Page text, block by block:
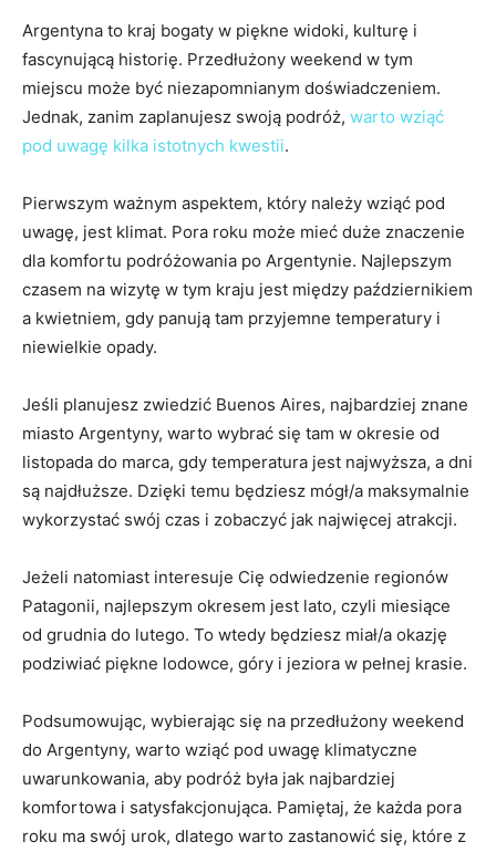
Argentyna‌ to kraj⁢ bogaty w piękne widoki, kulturę i
fascynującą historię. Przedłużony​ weekend ⁣w tym
miejscu może być ⁣niezapomnianym doświadczeniem.
Jednak, zanim zaplanujesz swoją podróż, warto⁢ wziąć
pod uwagę kilka istotnych kwestii.
Pierwszym ​ważnym aspektem, który należy wziąć pod
uwagę, jest klimat. Pora roku może mieć duże znaczenie
dla komfortu podróżowania po Argentynie. ⁢Najlepszym
czasem na wizytę w ⁢tym kraju jest między październikiem
a kwietniem, gdy panują tam przyjemne temperatury i
niewielkie opady.
Jeśli ‍planujesz zwiedzić Buenos Aires, najbardziej ⁣znane
miasto Argentyny, warto wybrać się ⁢tam w⁢ okresie od
listopada do‌ marca, gdy temperatura jest najwyższa, a dni
są ⁤najdłuższe.⁤ Dzięki temu będziesz mógł/a maksymalnie⁢
wykorzystać swój czas i zobaczyć jak⁢ najwięcej atrakcji.
Jeżeli natomiast interesuje ⁢Cię odwiedzenie regionów
Patagonii, najlepszym okresem ⁤jest lato, czyli miesiące
od‍ grudnia do ‌lutego.⁢ To wtedy będziesz miał/a ⁢okazję‌
podziwiać​ piękne lodowce, góry i jeziora w pełnej krasie.
Podsumowując, wybierając się na przedłużony ⁢weekend
do Argentyny, warto wziąć pod uwagę klimatyczne
uwarunkowania, aby ‍podróż była jak najbardziej
komfortowa i satysfakcjonująca. Pamiętaj, że każda ⁢pora
roku ma⁢ swój​ urok, dlatego warto zastanowić się, które z